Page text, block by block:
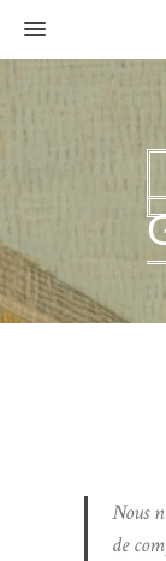
MENU
Nous
de